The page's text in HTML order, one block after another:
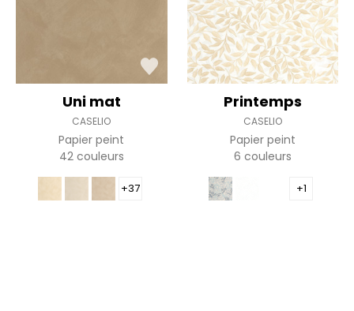
Uni mat
CASELIO
Papier peint
42 couleurs
+37
Printemps
CASELIO
Papier peint
6 couleurs
+1